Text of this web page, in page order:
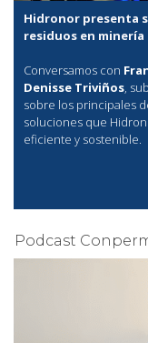
Hidronor presenta
residuos en minería
Conversamos con
Denisse Triviños,
sobre los principales
soluciones que
eficiente y sostenible.
Podcast